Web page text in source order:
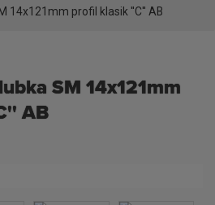
e
t
14x121mm profil klasik ''C'' AB
AB